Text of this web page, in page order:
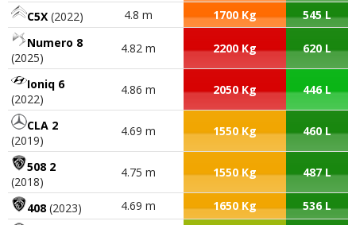
C5X (2022) 4.8 m 1700 Kg
545 L
Numero 8
(2025)
4.82 m 2200 Kg 620 L
Ioniq 6
(2022)
4.86 m 2050 Kg 446 L
CLA 2
(2019)
4.69 m 1550 Kg 460 L
508 2
(2018)
4.75 m 1550 Kg 487 L
408 (2023) 4.69 m 1650 Kg
536 L